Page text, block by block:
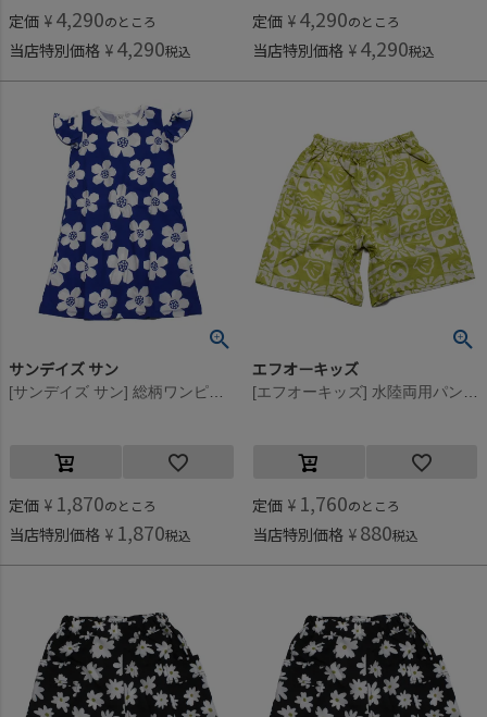
定価 ¥ 4,290のところ
当店特別価格 ¥ 4,290税込
定価 ¥ 4,290のところ
当店特別価格 ¥ 4,290税込
サンデイズ サン
定価 ¥ 1,870のところ
当店特別価格 ¥ 1,870税込
エフオーキッズ
定価 ¥ 1,760のところ
当店特別価格 ¥ 880税込